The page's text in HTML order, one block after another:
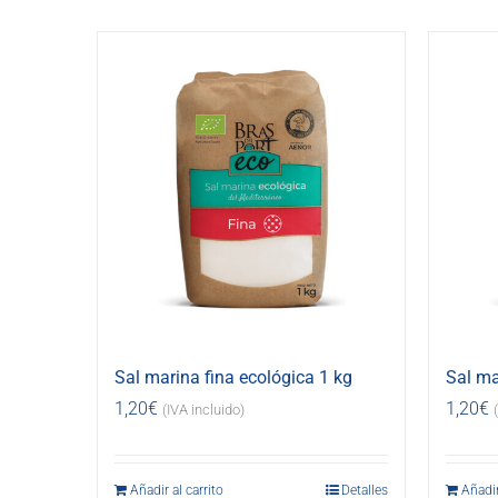
Sal marina fina ecológica 1 kg
1,20€ (IVA incluido)
Añadir al carrito Detalles
Sal
1,20€